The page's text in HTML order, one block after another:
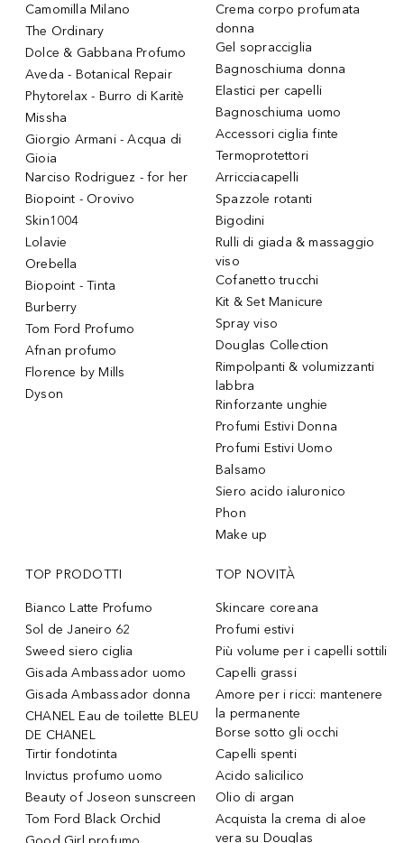
Camomilla Milano
The Ordinary
Dolce & Gabbana Profumo
Aveda - Botanical Repair
Phytorelax - Burro di Karitè
Missha
Giorgio Armani - Acqua di
Gioia
Narciso Rodriguez - for her
Biopoint - Orovivo
Skin1004
Lolavie
Orebella
Biopoint - Tinta
Burberry
Tom Ford Profumo
Afnan profumo
Florence by Mills
Dyson
Crema corpo profumata
donna
Gel sopracciglia
Bagnoschiuma donna
Elastici per capelli
Bagnoschiuma uomo
Accessori ciglia finte
Termoprotettori
Arricciacapelli
Spazzole rotanti
Bigodini
Rulli di giada & massaggio
viso
Cofanetto trucchi
Kit & Set Manicure
Spray viso
Douglas Collection
Rimpolpanti & volumizzanti
labbra
Rinforzante unghie
Profumi Estivi Donna
Profumi Estivi Uomo
Balsamo
Siero acido ialuronico
Phon
Make up
TOP PRODOTTI
Bianco Latte Profumo
Sol de Janeiro 62
Sweed siero ciglia
Gisada Ambassador uomo
Gisada Ambassador donna
CHANEL Eau de toilette BLEU
DE CHANEL
Tirtir fondotinta
Invictus profumo uomo
Beauty of Joseon sunscreen
Tom Ford Black Orchid
TOP NOVITÀ
Skincare coreana
Profumi estivi
Più volume per i capelli sottili
Capelli grassi
Amore per i ricci: mantenere
la permanente
Borse sotto gli occhi
Capelli spenti
Acido salicilico
Olio di argan
Acquista la crema di aloe
vera su Douglas